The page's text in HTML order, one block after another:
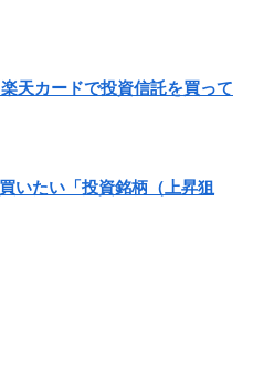
天カードで投資信託を買って
いたい「投資銘柄（上昇狙